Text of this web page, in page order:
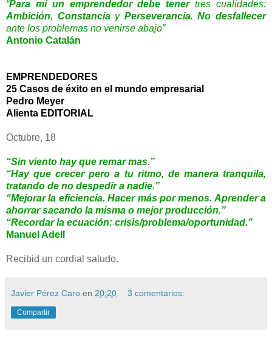
“Para mí un emprendedor debe tenertres cualidades:
Ambición, Constanciay Perseverancia.No desfallecer
ante los problemas no venirse abajo”
Antonio Catalán
EMPRENDEDORES
25 Casos de éxito en el mundo empresarial
Pedro Meyer
Alienta EDITORIAL
Octubre, 18
“Sin viento hay que remar mas.”
“Hay que crecer pero a tu ritmo, de manera tranquila,
tratando de no despedir a nadie.”
“Mejorar la eficiencia. Hacer más por menos. Aprender a
ahorrar sacando la misma o mejor producción.”
“Recordar la ecuación: crisis/problema/oportunidad.”
Manuel Adell
Recibid un cordial saludo.
Javier Pérez Caro en 20:20 3 comentarios:
Compartir